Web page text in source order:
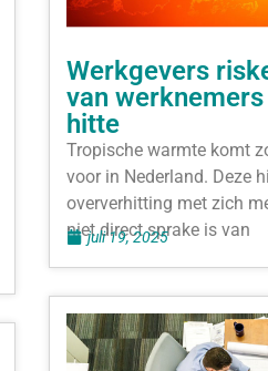
Werkgevers
van
hitte
Tropische warmte komt
voor in Nederland. Deze
oververhitting met zich
niet direct sprake is van
juli 19, 2025